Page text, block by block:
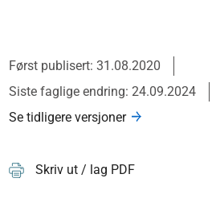
Først publisert: 31.08.2020
Siste faglige endring: 24.09.2024
Se tidligere versjoner
Skriv ut / lag PDF